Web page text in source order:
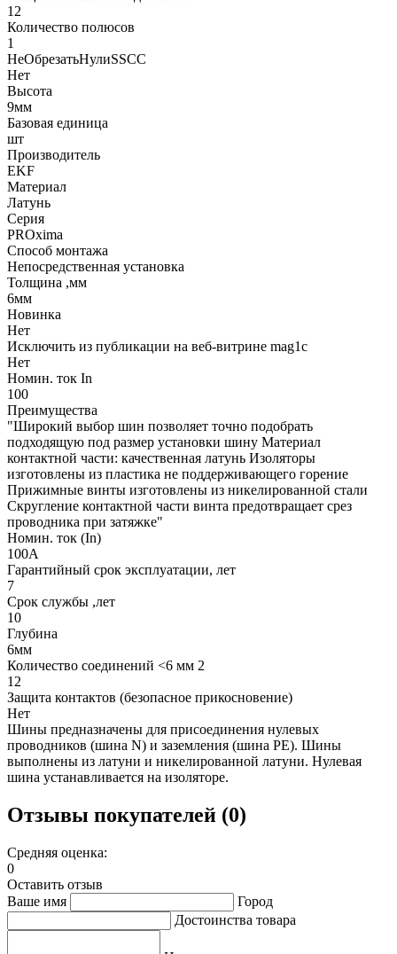
12
Количество полюсов
1
НеОбрезатьНулиSSCC
Нет
Высота
9мм
Базовая единица
шт
Производитель
EKF
Материал
Латунь
Серия
PROxima
Способ монтажа
Непосредственная установка
Толщина ,мм
6мм
Новинка
Нет
Исключить из публикации на веб-витрине mag1c
Нет
Номин. ток In
100
Преимущества
"Широкий выбор шин позволяет точно подобрать
подходящую под размер установки шину Материал
контактной части: качественная латунь Изоляторы
изготовлены из пластика не поддерживающего горение
Прижимные винты изготовлены из никелированной стали
Скругление контактной части винта предотвращает срез
проводника при затяжке"
Номин. ток (In)
100А
Гарантийный срок эксплуатации, лет
7
Срок службы ,лет
10
Глубина
6мм
Количество соединений <6 мм 2
12
Защита контактов (безопасное прикосновение)
Нет
Шины предназначены для присоединения нулевых
проводников (шина N) и заземления (шина PE). Шины
выполнены из латуни и никелированной латуни. Нулевая
шина устанавливается на изоляторе.
Отзывы покупателей (0)
Средняя оценка:
0
Оставить отзыв
Ваше имя
Город
Достоинства товара